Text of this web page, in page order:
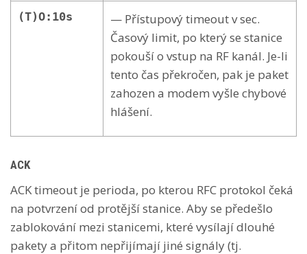
(T)O:10s
— Přístupový timeout v sec.
Časový limit, po který se stanice
pokouší o vstup na RF kanál. Je-li
tento čas překročen, pak je paket
zahozen a modem vyšle chybové
hlášení.
ACK
ACK timeout je perioda, po kterou RFC protokol čeká
na potvrzení od protější stanice. Aby se předešlo
zablokování mezi stanicemi, které vysílají dlouhé
pakety a přitom nepřijímají jiné signály (tj.